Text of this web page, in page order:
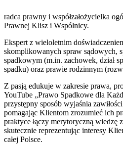
radca prawny i współzałożycielka
Prawnej Klisz i Wspólnicy.
Ekspert z wieloletnim
skomplikowanych spraw sądowych,
spadkowym (m.in. zachowek, dział
spadku) oraz prawie rodzinnym
Z pasją edukuje w zakresie prawa,
YouTube „Prawo Spadkowe dla
przystępny sposób wyjaśnia
pomagając Klientom zrozumieć ich
praktyce łączy merytoryczną wiedzę
skutecznie reprezentując interesy
całej Polsce.